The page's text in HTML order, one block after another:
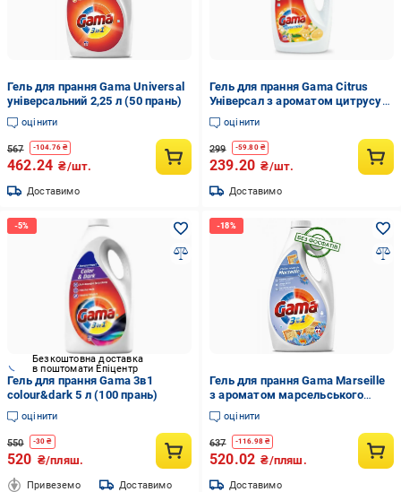
Гель для прання Gama Universal
універсальний 2,25 л (50 прань)
оцінити
567 -104.76 ₴
462.24 ₴/шт.
Доставимо
Гель для прання Gama Citrus
Універсал з ароматом цитрусу
1200 мл 24 прання
оцінити
299 -59.80₴
239.20 ₴/шт.
Доставимо
Безкоштовна доставка
в поштомати Епіцентр
Гель для прання Gama 3в1
colour&dark 5 л (100 прань)
оцінити
550 -30 ₴
520 ₴/пляш.
Привеземо Доставимо
Гель для прання Gama Marseille
з ароматом марсельського
мила, 1.98 л (44 прання)
оцінити
637 -116.98₴
520.02 ₴/пляш.
Доставимо